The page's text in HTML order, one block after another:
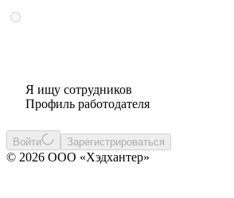
Я ищу сотрудников
Профиль работодателя
Войти Зарегистрироваться
© 2026 ООО «Хэдхантер»